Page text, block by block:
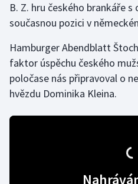
Lyže a snowboard
Motorsport
Olympijské hry
Plážový volejbal
B. Z. hru českého brankáře
současnou pozici v
Hamburger Abendblatt
faktor úspěchu českého
poločase nás připravoval o
hvězdu Dominika Kleina.